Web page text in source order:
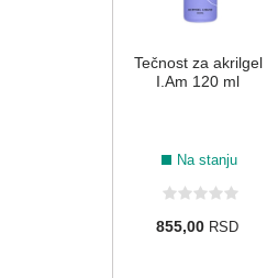
Tečnost za akrilgel
I.Am 120 ml
Na stanju
855,00 RSD